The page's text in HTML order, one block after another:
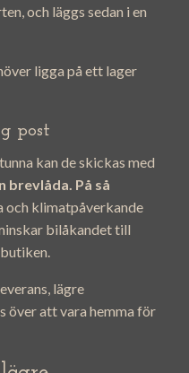
och läggs sedan i en
ligga på ett lager
post
kan de skickas med
brevlåda. På så
och klimatpåverkande
bilåkandet till
lägre
över att vara hemma för